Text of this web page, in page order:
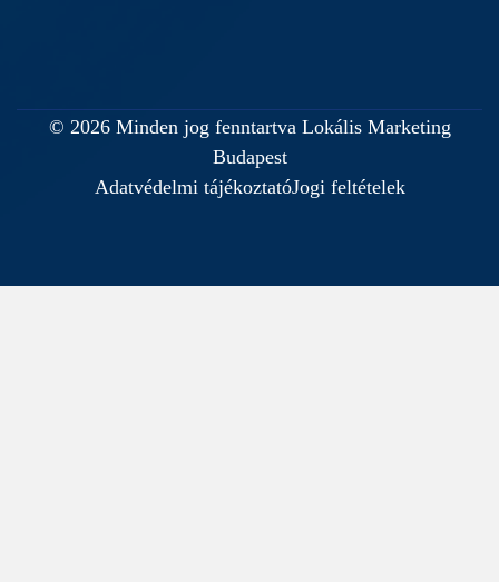
© 2026 Minden jog fenntartva Lokális Marketing
Budapest
Adatvédelmi tájékoztatóJogi feltételek